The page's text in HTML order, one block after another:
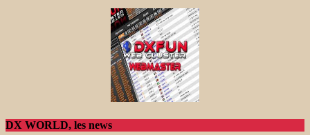
DX WORLD, les news